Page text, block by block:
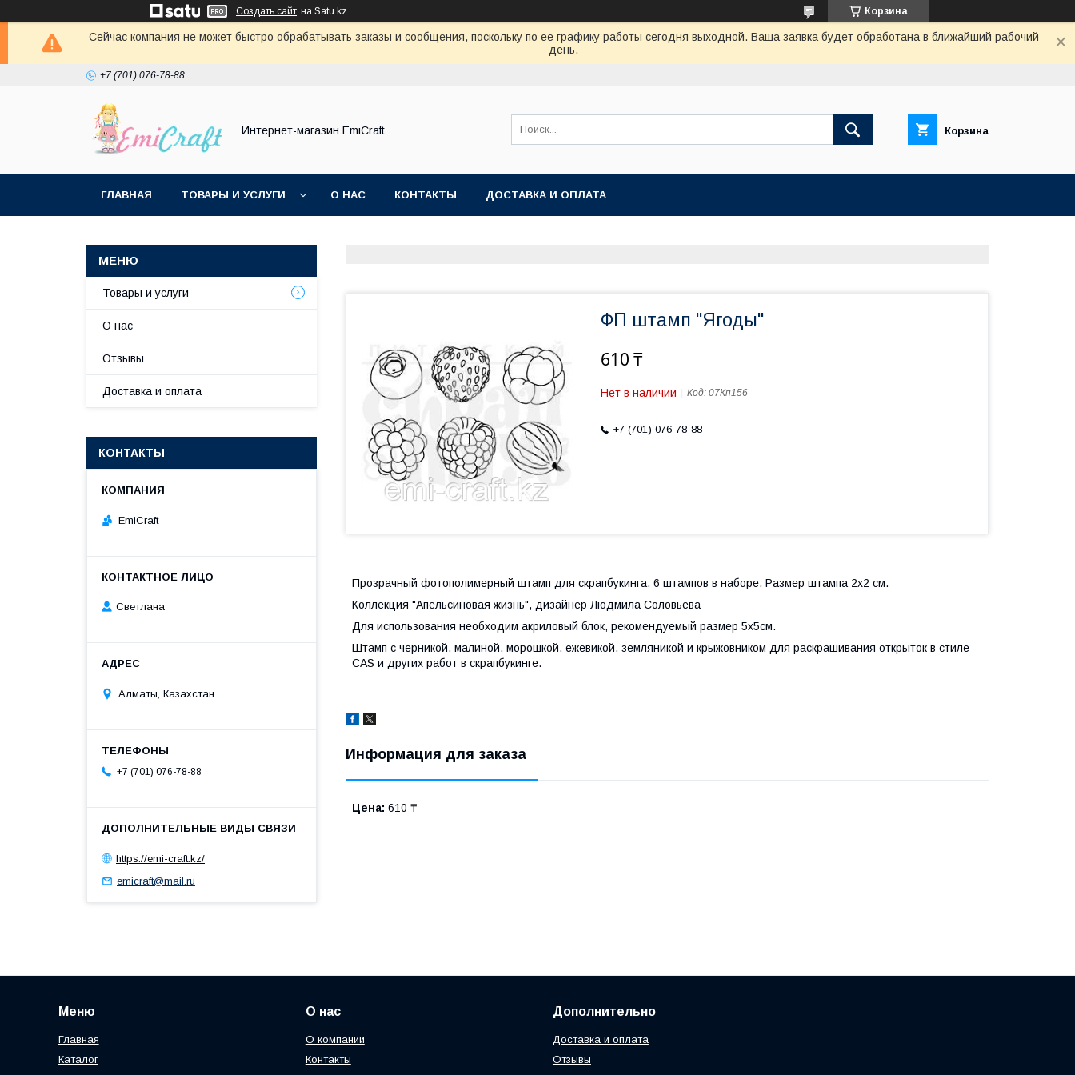
Создать сайт на Satu.kz Корзина
Сейчас компания не может быстро обрабатывать заказы и сообщения, поскольку по ее графику работы сегодня выходной. Ваша заявка будет обработана в ближайший рабочий
день.
+7 (701) 076-78-88
Интернет-магазин EmiCraft Корзина
ГЛАВНАЯ ТОВАРЫ И УСЛУГИ О НАС КОНТАКТЫ ДОСТАВКА И ОПЛАТА
ФП штамп "Ягоды"
610 ₸
Нет в наличии Код: 07Кп156
+7 (701) 076-78-88
Прозрачный фотополимерный штамп для скрапбукинга. 6 штампов в наборе. Размер штампа 2х2 см.
Коллекция "Апельсиновая жизнь", дизайнер Людмила Соловьева
Для использования необходим акриловый блок, рекомендуемый размер 5х5см.
Штамп с черникой, малиной, морошкой, ежевикой, земляникой и крыжовником для раскрашивания открыток в стиле
CAS и других работ в скрапбукинге.
Информация для заказа
Цена: 610 ₸
Товары и услуги
О нас
Отзывы
Доставка и оплата
КОНТАКТЫ
EmiCraft
Светлана
Алматы, Казахстан
+7 (701) 076-78-88
https://emi-craft.kz/
emicraft@mail.ru
Меню
Главная
Каталог
О нас
О компании
Контакты
Дополнительно
Доставка и оплата
Отзывы